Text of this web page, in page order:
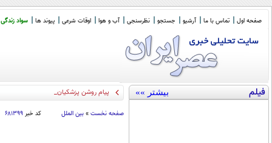
صفحه اول تماس با ما آرشیو جستجو نظرسنجی آب و هوا اوقات شرعی پیوند ها سواد زندگی
فیلم بیشتر »» پیام روشن پزشکیان در گفت‌و‌گوی تصو
صفحه نخست » بین الملل کد خبر ۶۸۱۳۹۹